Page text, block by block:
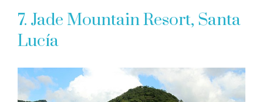
7. Jade Mountain Resort, Santa
Lucía